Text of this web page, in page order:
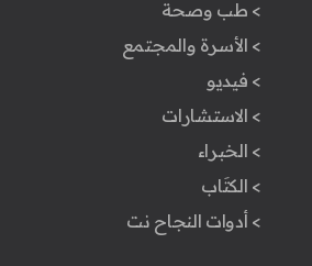
> طب وصحة
> الأسرة والمجتمع
> فيديو
> الاستشارات
> الخبراء
> الكتَاب
> أدوات النجاح نت